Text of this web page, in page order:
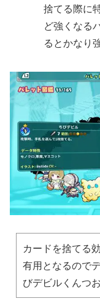
捨てる際に
ど強くなる
るとかなり
カードを捨てる
有用となるので
びデビルくんつ